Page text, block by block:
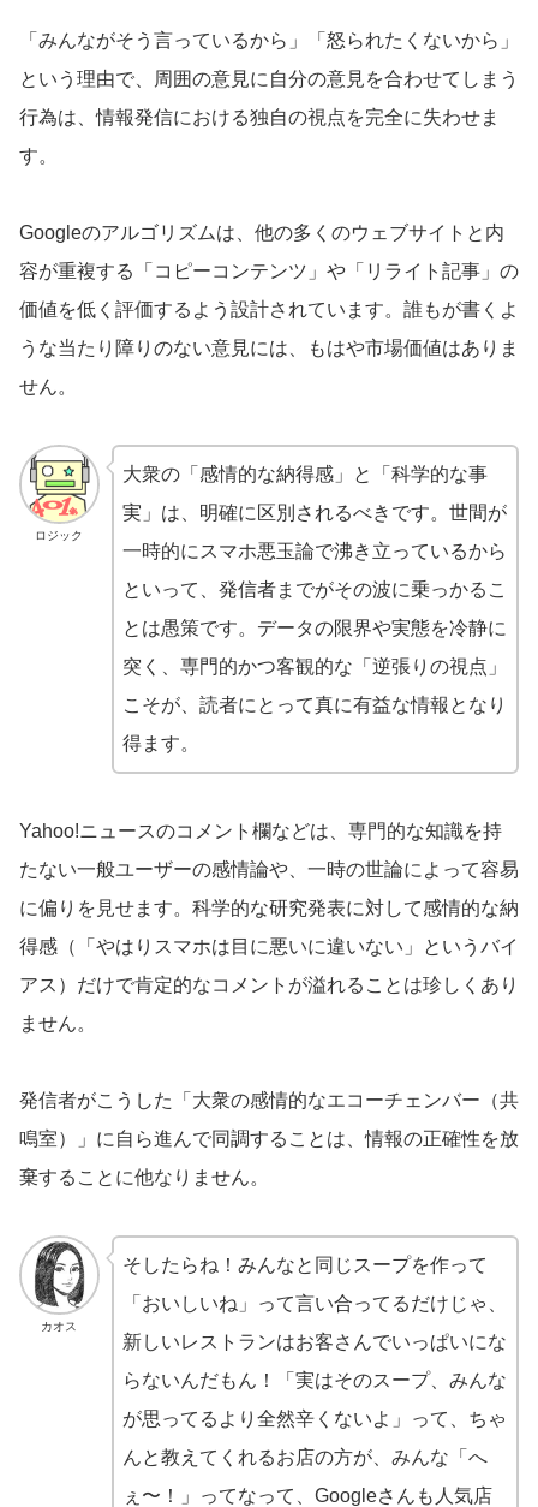
「みんながそう言っているから」「怒られたくないから」
という理由で、周囲の意見に自分の意見を合わせてしまう
行為は、情報発信における独自の視点を完全に失わせま
す。
Googleのアルゴリズムは、他の多くのウェブサイトと内
容が重複する「コピーコンテンツ」や「リライト記事」の
価値を低く評価するよう設計されています。誰もが書くよ
うな当たり障りのない意見には、もはや市場価値はありま
せん。
ロジック
大衆の「感情的な納得感」と「科学的な事
実」は、明確に区別されるべきです。世間が
一時的にスマホ悪玉論で沸き立っているから
といって、発信者までがその波に乗っかるこ
とは愚策です。データの限界や実態を冷静に
突く、専門的かつ客観的な「逆張りの視点」
こそが、読者にとって真に有益な情報となり
得ます。
Yahoo!ニュースのコメント欄などは、専門的な知識を持
たない一般ユーザーの感情論や、一時の世論によって容易
に偏りを見せます。科学的な研究発表に対して感情的な納
得感（「やはりスマホは目に悪いに違いない」というバイ
アス）だけで肯定的なコメントが溢れることは珍しくあり
ません。
発信者がこうした「大衆の感情的なエコーチェンバー（共
鳴室）」に自ら進んで同調することは、情報の正確性を放
棄することに他なりません。
カオス
そしたらね！みんなと同じスープを作って
「おいしいね」って言い合ってるだけじゃ、
新しいレストランはお客さんでいっぱいにな
らないんだもん！「実はそのスープ、みんな
が思ってるより全然辛くないよ」って、ちゃ
んと教えてくれるお店の方が、みんな「へ
ぇ〜！」ってなって、Googleさんも人気店